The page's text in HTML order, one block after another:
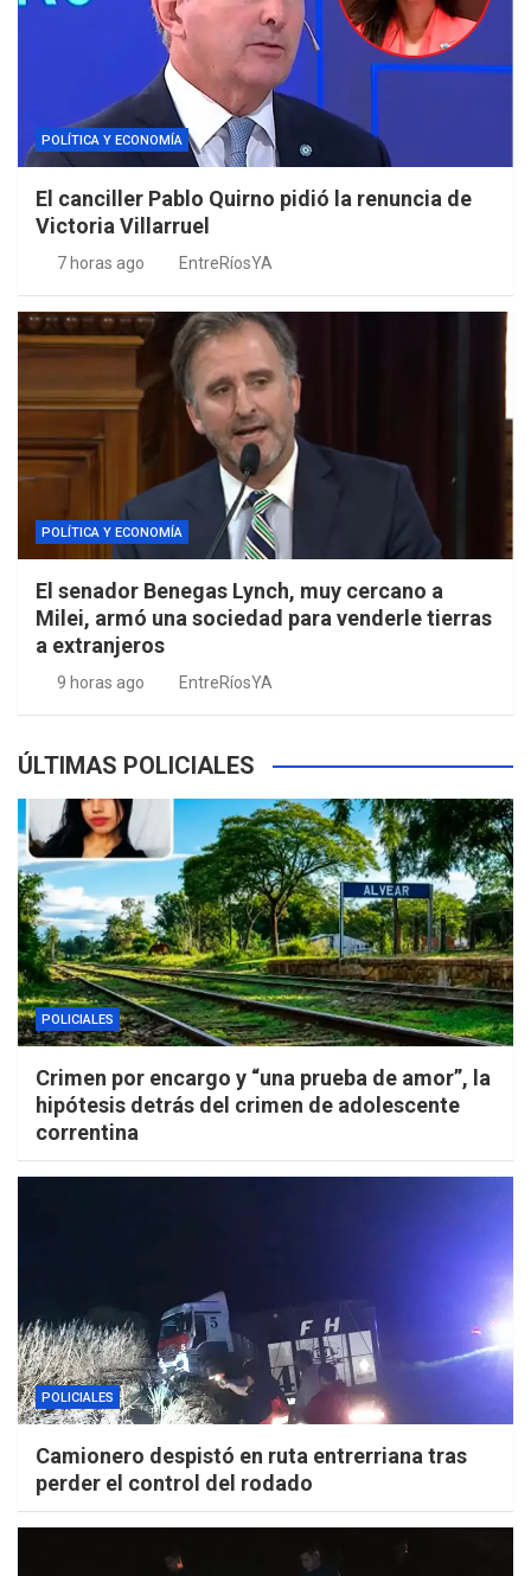
POLÍTICA Y ECONOMÍA
El canciller Pablo Quirno pidió la renuncia de
Victoria Villarruel
7 horas ago EntreRíosYA
POLÍTICA Y ECONOMÍA
El senador Benegas Lynch, muy cercano a
Milei, armó una sociedad para venderle tierras
a extranjeros
9 horas ago EntreRíosYA
ÚLTIMAS POLICIALES
POLICIALES
Crimen por encargo y “una prueba de amor”, la
hipótesis detrás del crimen de adolescente
correntina
POLICIALES
Camionero despistó en ruta entrerriana tras
perder el control del rodado